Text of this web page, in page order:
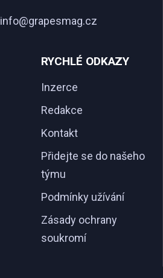
info@grapesmag.cz
RYCHLÉ ODKAZY
Inzerce
Redakce
Kontakt
Přidejte se do našeho
týmu
Podmínky užívání
Zásady ochrany
soukromí